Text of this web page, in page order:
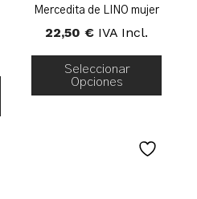
Mercedita de LINO mujer
22,50€ IVA Incl.
Seleccionar
Opciones